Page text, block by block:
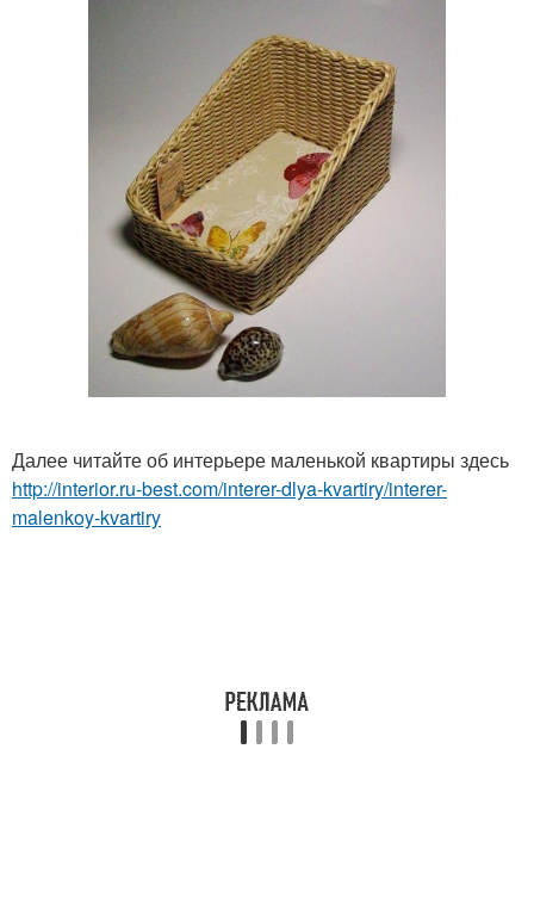
Далее читайте об интерьере маленькой квартиры здесь
http://interior.ru-best.com/interer-dlya-kvartiry/interer-
malenkoy-kvartiry